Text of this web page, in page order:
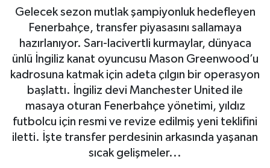
Gelecek sezon mutlak şampiyonluk hedefleyen
Fenerbahçe, transfer piyasasını sallamaya
hazırlanıyor. Sarı-lacivertli kurmaylar, dünyaca
ünlü İngiliz kanat oyuncusu Mason Greenwood’u
kadrosuna katmak için adeta çılgın bir operasyon
başlattı. İngiliz devi Manchester United ile
masaya oturan Fenerbahçe yönetimi, yıldız
futbolcu için resmi ve revize edilmiş yeni teklifini
iletti. İşte transfer perdesinin arkasında yaşanan
sıcak gelişmeler...
GÜNDEM
MAGAZİN
SAĞLIK
EĞİTİM
BÖLGE
Son Dakika Haberleri
Haber Arşivi